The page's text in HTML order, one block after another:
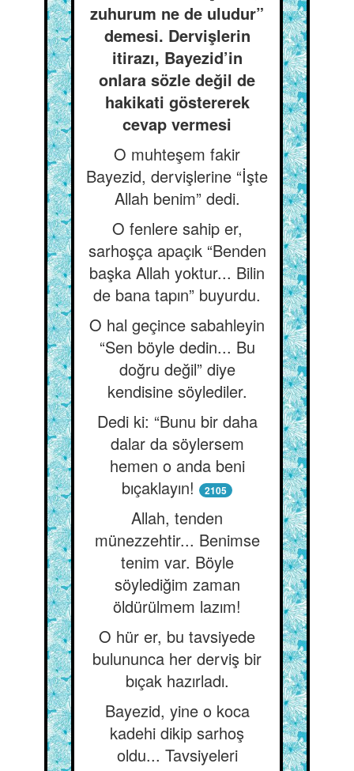
zuhurum ne de uludur”
demesi. Dervişlerin
itirazı, Bayezid’in
onlara sözle değil de
hakikati göstererek
cevap vermesi
O muhteşem fakir
Bayezid, dervişlerine “İşte
Allah benim” dedi.
O fenlere sahip er,
sarhoşça apaçık “Benden
başka Allah yoktur... Bilin
de bana tapın” buyurdu.
O hal geçince sabahleyin
“Sen böyle dedin... Bu
doğru değil” diye
kendisine söylediler.
Dedi ki: “Bunu bir daha
dalar da söylersem
hemen o anda beni
bıçaklayın!
2105
Allah, tenden
münezzehtir... Benimse
tenim var. Böyle
söylediğim zaman
öldürülmem lazım!
O hür er, bu tavsiyede
bulununca her derviş bir
bıçak hazırladı.
Bayezid, yine o koca
kadehi dikip sarhoş
oldu... Tavsiyeleri